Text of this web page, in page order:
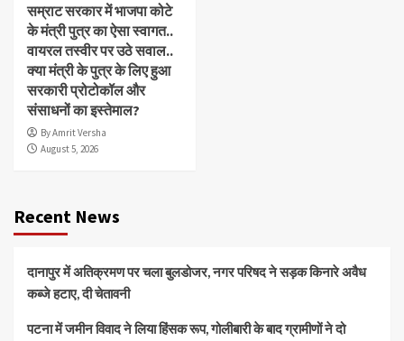
सम्राट सरकार में भाजपा कोटे
के मंत्री पुत्र का ऐसा स्वागत..
वायरल तस्वीर पर उठे सवाल..
क्या मंत्री के पुत्र के लिए हुआ
सरकारी प्रोटोकॉल और
संसाधनों का इस्तेमाल?
By Amrit Versha
August 5, 2026
Recent News
दानापुर में अतिक्रमण पर चला बुलडोजर, नगर परिषद ने सड़क किनारे अवैध
कब्जे हटाए, दी चेतावनी
पटना में जमीन विवाद ने लिया हिंसक रूप, गोलीबारी के बाद ग्रामीणों ने दो